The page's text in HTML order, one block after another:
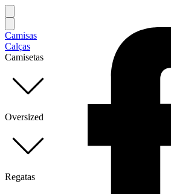
Camisas
Calças
Camisetas
Oversized
Regatas